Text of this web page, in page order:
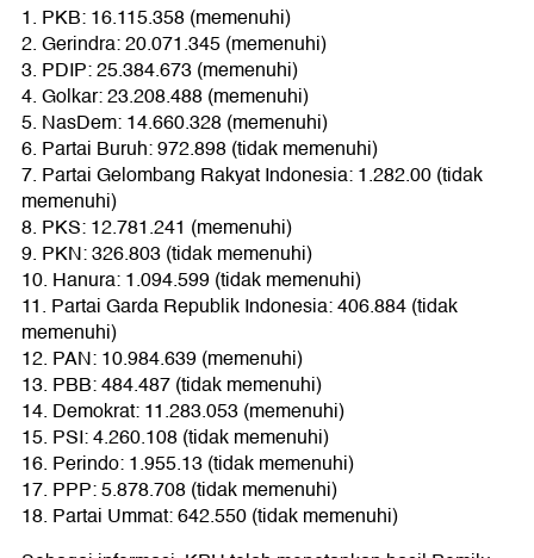
1. PKB: 16.115.358 (memenuhi)
2. Gerindra: 20.071.345 (memenuhi)
3. PDIP: 25.384.673 (memenuhi)
4. Golkar: 23.208.488 (memenuhi)
5. NasDem: 14.660.328 (memenuhi)
6. Partai Buruh: 972.898 (tidak memenuhi)
7. Partai Gelombang Rakyat Indonesia: 1.282.00 (tidak
memenuhi)
8. PKS: 12.781.241 (memenuhi)
9. PKN: 326.803 (tidak memenuhi)
10. Hanura: 1.094.599 (tidak memenuhi)
11. Partai Garda Republik Indonesia: 406.884 (tidak
memenuhi)
12. PAN: 10.984.639 (memenuhi)
13. PBB: 484.487 (tidak memenuhi)
14. Demokrat: 11.283.053 (memenuhi)
15. PSI: 4.260.108 (tidak memenuhi)
16. Perindo: 1.955.13 (tidak memenuhi)
17. PPP: 5.878.708 (tidak memenuhi)
18. Partai Ummat: 642.550 (tidak memenuhi)